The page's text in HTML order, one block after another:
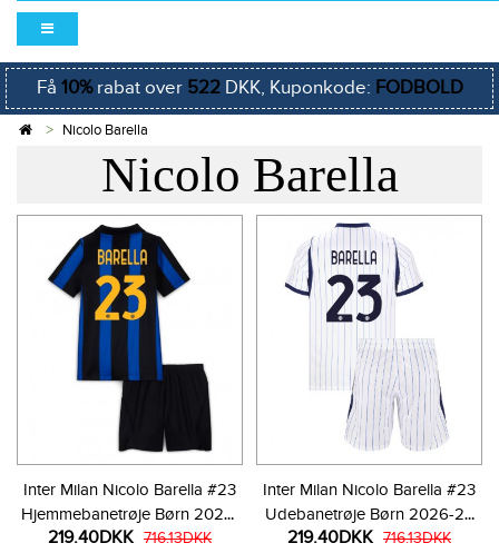
Få 10%rabat over 522DKK, Kuponkode: FODBOLD
Nicolo Barella
Nicolo Barella
Inter Milan Nicolo Barella #23
Hjemmebanetrøje Børn 2026-
27 Kortærmet (+ Korte bukser)
219.40DKK 716.13DKK
Inter Milan Nicolo Barella #23
Udebanetrøje Børn 2026-27
Kortærmet (+ Korte bukser)
219.40DKK 716.13DKK